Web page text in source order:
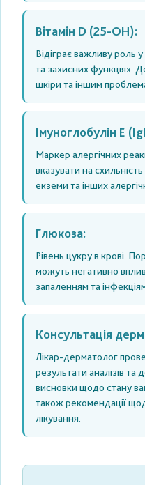
Вітамін D (25-ОН):
Відіграє важливу роль
та захисних функціях.
шкіри та іншим
Імуноглобулін Е
Маркер алергічних
вказувати на
екземи та інших
Глюкоза:
Рівень цукру в крові.
можуть негативно
запаленням та
Консультація
Лікар-дерматолог
результати аналізів та
висновки щодо стану
також рекомендації
лікування.